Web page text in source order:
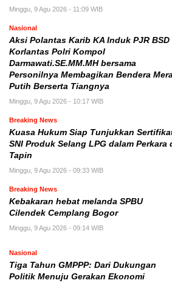
Minggu, 9 Agu 2026 - 11:09 WIB
Nasional
Aksi Polantas Karib KA Induk PJR BSD
Korlantas Polri Kompol
Darmawati.SE.MM.MH bersama
Personilnya Membagikan Bendera
Putih Berserta Tiangnya
Minggu, 9 Agu 2026 - 10:17 WIB
Breaking News
Kuasa Hukum Siap Tunjukkan
SNI Produk Selang LPG dalam Perkara
Tapin
Minggu, 9 Agu 2026 - 09:33 WIB
Breaking News
Kebakaran hebat melanda SPBU
Cilendek Cemplang Bogor
Minggu, 9 Agu 2026 - 09:14 WIB
Nasional
Tiga Tahun GMPPP: Dari Dukungan
Politik Menuju Gerakan Ekonomi